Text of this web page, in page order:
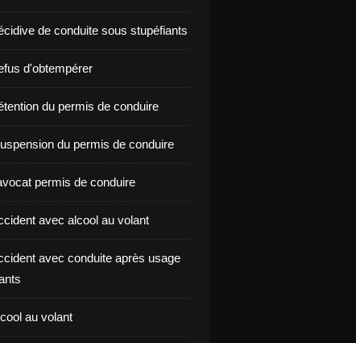
de conduite sous stupéfiants
d'obtempérer
du permis de conduire
du permis de conduire
permis de conduire
avec alcool au volant
avec conduite après usage
au volant